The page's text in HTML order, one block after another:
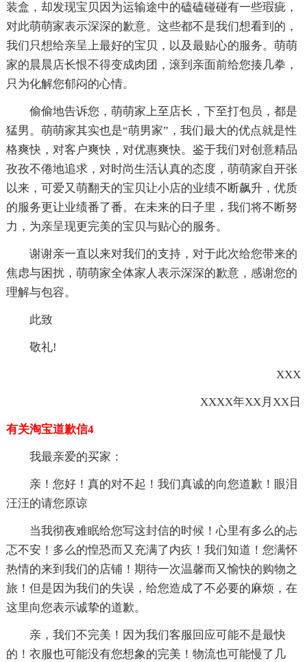
装盒，却发现宝贝因为运输途中的磕磕碰碰有一些瑕疵，
对此萌萌家表示深深的歉意。这些都不是我们想看到的，
我们只想给亲呈上最好的宝贝，以及最贴心的服务。萌萌
家的晨晨店长恨不得变成肉团，滚到亲面前给您揍几拳，
只为化解您郁闷的心情。
偷偷地告诉您，萌萌家上至店长，下至打包员，都是
猛男。萌萌家其实也是“萌男家”，我们最大的优点就是性
格爽快，对客户爽快，对优惠爽快。鉴于我们对创意精品
孜孜不倦地追求，对时尚生活认真的态度，萌萌家自开张
以来，可爱又萌翻天的宝贝让小店的业绩不断飙升，优质
的服务更让业绩番了番。在未来的日子里，我们将不断努
力，为亲呈现更完美的宝贝与贴心的服务。
谢谢亲一直以来对我们的支持，对于此次给您带来的
焦虑与困扰，萌萌家全体家人表示深深的歉意，感谢您的
理解与包容。
此致
敬礼!
XXX
XXXX年XX月XX日
有关淘宝道歉信4
我最亲爱的买家：
亲！您好！真的对不起！我们真诚的向您道歉！眼泪
汪汪的请您原谅
当我彻夜难眠给您写这封信的时候！心里有多么的忐
忑不安！多么的惶恐而又充满了内疚！我们知道！您满怀
热情的来到我们的店铺！期待一次温馨而又愉快的购物之
旅！但是因为我们的失误，给您造成了不必要的麻烦，在
这里向您表示诚挚的道歉。
亲，我们不完美！因为我们客服回应可能不是最快
的！衣服也可能没有您想象的完美！物流也可能慢了几